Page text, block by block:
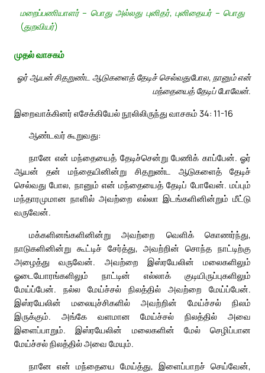
மறைப்பணியாளர் – பொது அல்லது புனிதர், புனிதையர் – பொது
(துறவியர்)
முதல் வாசகம்
ஓர் ஆயன் சிதறுண்ட ஆடுகளைத் தேடிச் செல்வதுபோல, நானும் என்
மந்தையைத் தேடிப் போவேன்.
இறைவாக்கினர் எசேக்கியேல் நூலிலிருந்து வாசகம் 34: 11-16
ஆண்டவர் கூறுவது:
நானே என் மந்தையைத் தேடிச்சென்று பேணிக் காப்பேன். ஓர்
ஆயன் தன் மந்தையினின்று சிதறுண்ட ஆடுகளைத் தேடிச்
செல்வது போல, நானும் என் மந்தையைத் தேடிப் போவேன். மப்பும்
மந்தாரமுமான நாளில் அவற்றை எல்லா இடங்களினின்றும் மீட்டு
வருவேன்.
மக்களினங்களினின்று அவற்றை வெளிக் கொணர்ந்து,
நாடுகளினின்று கூட்டிச் சேர்த்து, அவற்றின் சொந்த நாட்டிற்கு
அழைத்து வருவேன். அவற்றை இஸ்ரயேலின் மலைகளிலும்
ஓடையோரங்களிலும் நாட்டின் எல்லாக் குடியிருப்புகளிலும்
மேய்ப்பேன். நல்ல மேய்ச்சல் நிலத்தில் அவற்றை மேய்ப்பேன்.
இஸ்ரயேலின் மலையுச்சிகளில் அவற்றின் மேய்ச்சல் நிலம்
இருக்கும். அங்கே வளமான மேய்ச்சல் நிலத்தில் அவை
இளைப்பாறும். இஸ்ரயேலின் மலைகளின் மேல் செழிப்பான
மேய்ச்சல் நிலத்தில் அவை மேயும்.
நானே என் மந்தையை மேய்த்து, இளைப்பாறச் செய்வேன்,